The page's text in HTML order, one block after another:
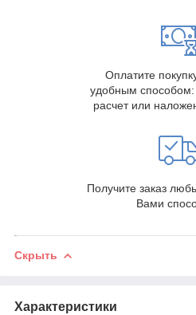
Оплатите
удобным
расчет или
Получите заказ
Вами
Скрыть
Характеристики